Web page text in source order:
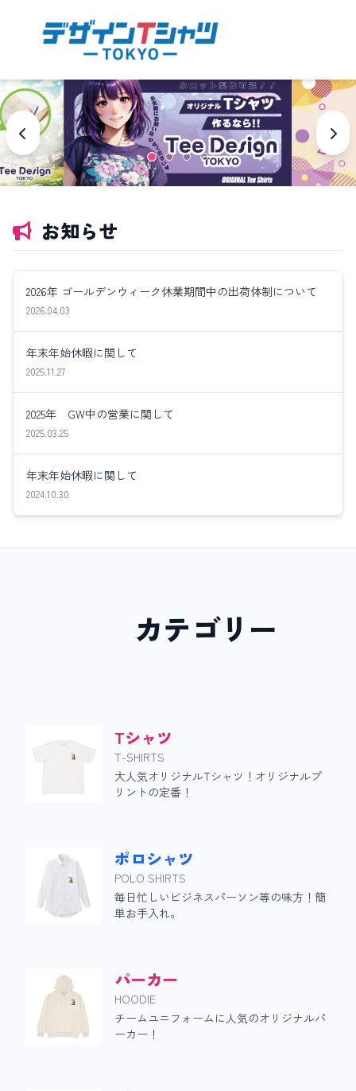
お知らせ
2026年 ゴールデンウィーク休業期間中の出荷体制について
2026.04.03
年末年始休暇に関して
2025.11.27
2025年 GW中の営業に関して
2025.03.25
年末年始休暇に関して
2024.10.30
カテゴリー
Tシャツ
T-SHIRTS
大人気オリジナルTシャツ！オリジナルプ
リントの定番！
ポロシャツ
POLO SHIRTS
毎日忙しいビジネスパーソン等の味方！簡
単お手入れ。
パーカー
HOODIE
チームユニフォームに人気のオリジナルパ
ーカー！